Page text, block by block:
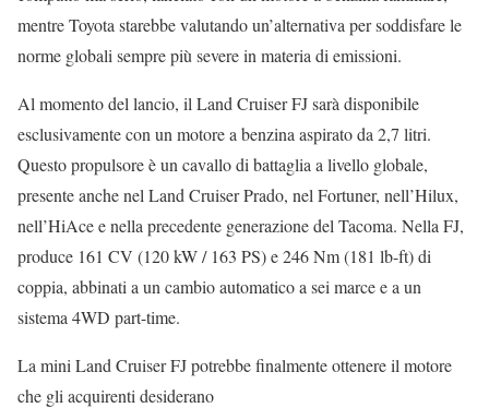
mentre Toyota starebbe valutando un’alternativa per soddisfare le
norme globali sempre più severe in materia di emissioni.
Al momento del lancio, il Land Cruiser FJ sarà disponibile
esclusivamente con un motore a benzina aspirato da 2,7 litri.
Questo propulsore è un cavallo di battaglia a livello globale,
presente anche nel Land Cruiser Prado, nel Fortuner, nell’Hilux,
nell’HiAce e nella precedente generazione del Tacoma. Nella FJ,
produce 161 CV (120 kW / 163 PS) e 246 Nm (181 lb-ft) di
coppia, abbinati a un cambio automatico a sei marce e a un
sistema 4WD part-time.
La mini Land Cruiser FJ potrebbe finalmente ottenere il motore
che gli acquirenti desiderano